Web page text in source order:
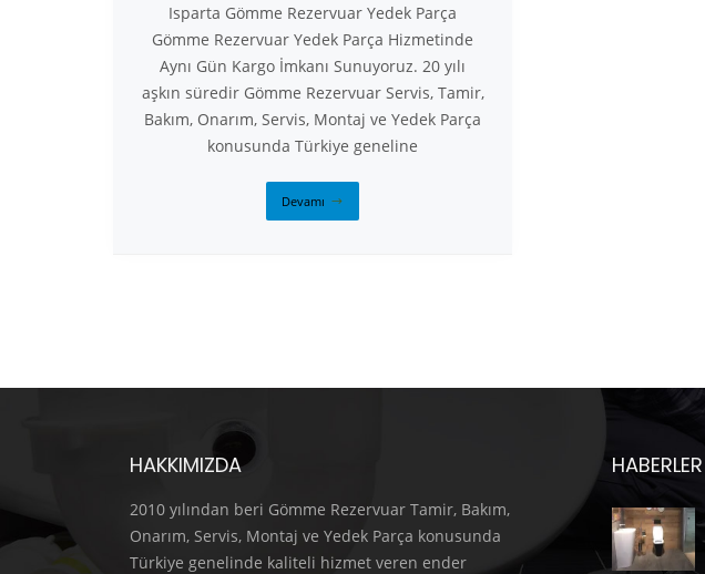
Isparta Gömme Rezervuar Yedek Parça
Gömme Rezervuar Yedek Parça Hizmetinde
Aynı Gün Kargo İmkanı Sunuyoruz. 20 yılı
aşkın süredir Gömme Rezervuar Servis, Tamir,
Bakım, Onarım, Servis, Montaj ve Yedek Parça
konusunda Türkiye geneline
Devamı
HAKKIMIZDA
2010 yılından beri Gömme Rezervuar Tamir, Bakım,
Onarım, Servis, Montaj ve Yedek Parça konusunda
Türkiye genelinde kaliteli hizmet veren ender
HABERLER